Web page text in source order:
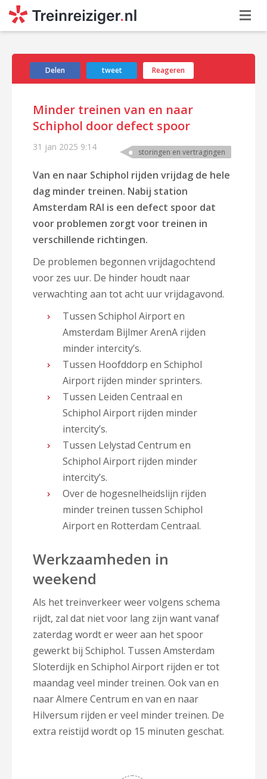
Delen tweet Reageren
Minder treinen van en naar
Schiphol door defect spoor
31 jan 2025 9:14 storingen en vertragingen
Van en naar Schiphol rijden vrijdag de hele
dag minder treinen. Nabij station
Amsterdam RAI is een defect spoor dat
voor problemen zorgt voor treinen in
verschillende richtingen.
De problemen begonnen vrijdagochtend
voor zes uur. De hinder houdt naar
verwachting aan tot acht uur vrijdagavond.
Tussen Schiphol Airport en
Amsterdam Bijlmer ArenA rijden
minder intercity’s.
Tussen Hoofddorp en Schiphol
Airport rijden minder sprinters.
Tussen Leiden Centraal en
Schiphol Airport rijden minder
intercity’s.
Tussen Lelystad Centrum en
Schiphol Airport rijden minder
intercity’s.
Over de hogesnelheidslijn rijden
minder treinen tussen Schiphol
Airport en Rotterdam Centraal.
Werkzaamheden in
weekend
Als het treinverkeer weer volgens schema
rijdt, zal dat niet voor lang zijn want vanaf
zaterdag wordt er weer aan het spoor
gewerkt bij Schiphol. Tussen Amsterdam
Sloterdijk en Schiphol Airport rijden er tot
maandag veel minder treinen. Ook van en
naar Almere Centrum en van en naar
Hilversum rijden er veel minder treinen. De
extra reistijd wordt op 15 minuten geschat.